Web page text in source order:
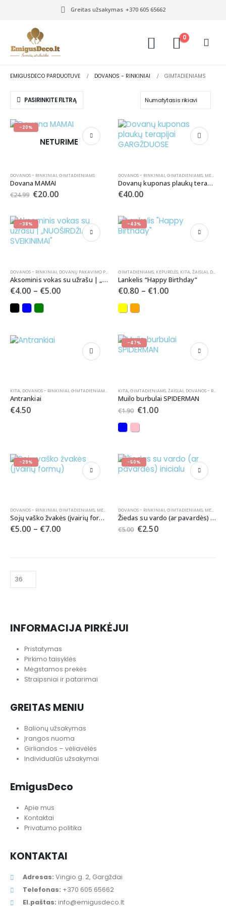
Greitas užsakymas +370 605 65662
0
EMIGUSDECO PARDUOTUVĖ DOVANOS - RINKINIAI GIMTADIENIAMS
PASIRINKITE FILTRĄ
-20%
NETURIME
DOVANOS - RINKINIAI, GIMTADIENIAMS
Dovana MAMAI
€24.99 €20.00
DOVANOS - RINKINIAI, GIMTADIENIAMS, MERGVAKARIAMS
Dovanų kuponas plaukų terapijai GARGŽDUOSE
€40.00
-38%
DOVANOS - RINKINIAI, DOVANŲ PAKAVIMO PRIEMONĖS ,GIMTADIENIAMS,KRIKŠTYNOMS,
Aksominis vokas su užrašu | „NUOŠIRDŽIAUSI SVEIKINIMAI”
€4.00 – €5.00
-43%
GIMTADIENIAMS, KEPURĖLĖS, KITA, ŽAISLAI, DOVANOS - RINKINIAI
Lankelis “Happy Birthday”
€0.80 – €1.00
KITA, DOVANOS - RINKINIAI, GIMTADIENIAMS , MERGVAKARIAMS,VESTUVĖMS
Antrankiai
€4.50
-47%
KITA, GIMTADIENIAMS, ŽAISLAI, DOVANOS - RINKINIAI
Muilo burbulai SPIDERMAN
€1.90 €1.00
-29%
DOVANOS - RINKINIAI, GIMTADIENIAMS, MERGVAKARIAMS ,VESTUVĖMS,ŽVAKUTĖS - ŽVAKĖS
Sojų vaško žvakės (įvairių formų)
€5.00 – €7.00
-50%
DOVANOS - RINKINIAI, GIMTADIENIAMS, MERGVAKARIAMS
Žiedas su vardo (ar pavardės) inicialu
€5.00 €2.50
INFORMACIJA PIRKĖJUI
Pristatymas
Pirkimo taisyklės
Mėgstamos prekės
Straipsniai ir patarimai
GREITAS MENIU
Balionų užsakymas
Įrangos nuoma
Girliandos – vėliavėlės
Individualūs užsakymai
EmigusDeco
Apie mus
Kontaktai
Privatumo politika
KONTAKTAI
Adresas: Vingio g. 2, Gargždai
Telefonas: +370 605 65662
El.paštas: info@emigusdeco.lt